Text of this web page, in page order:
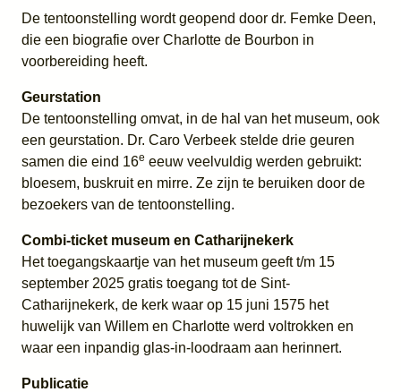
De tentoonstelling wordt geopend door dr. Femke Deen,
die een biografie over Charlotte de Bourbon in
voorbereiding heeft.
Geurstation
De tentoonstelling omvat, in de hal van het museum, ook
een geurstation. Dr. Caro Verbeek stelde drie geuren
samen die eind 16e eeuw veelvuldig werden gebruikt:
bloesem, buskruit en mirre. Ze zijn te beruiken door de
bezoekers van de tentoonstelling.
Combi-ticket museum en Catharijnekerk
Het toegangskaartje van het museum geeft t/m 15
september 2025 gratis toegang tot de Sint-
Catharijnekerk, de kerk waar op 15 juni 1575 het
huwelijk van Willem en Charlotte werd voltrokken en
waar een inpandig glas-in-loodraam aan herinnert.
Publicatie